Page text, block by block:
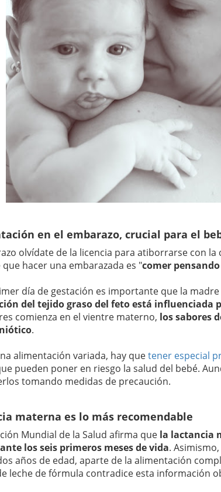
en el embarazo, crucial para el
olvídate de la licencia para atiborrarse con
hacer una embarazada es "comer
día de gestación es importante que la
del tejido graso del feto está influenciada
comienza en el vientre materno, los sabores
.
alimentación variada, hay quetener especial
pueden poner en riesgo la salud del bebé.
tomando medidas de precaución.
materna es lo más recomendable
Mundial de la Salud afirma que la lactancia
los seis primeros meses de vida.
años de edad, aparte de la alimentación
leche de fórmula contradice esta información